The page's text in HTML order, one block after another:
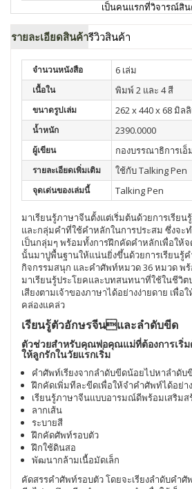
เป็นคนแรกที่วิจารณ์สิ
รายละเอียดสินค้ารีวิวสินค้า
จำนวนหนังสือ 6 เล่ม
เนื้อใน พิมพ์ 2 และ 4 สี
ขนาดรูปเล่ม 262 x 440 x 68 มิล
น้ำหนัก 2390.0000
ผู้เขียน กองบรรณาธิการเอ็
รายละเอียดเพิ่มเติม ใช้กับ Talking Pen
จุดเด่นของเล่มนี้ Talking Pen
มาเรียนรู้ภาษาจีนตั้งแต่เริ่มต้นด้วยการเรีย
และกลุ่มคำที่ใช้คำหลักในการประสม ซึ่งจะ
เป็นกลุ่มๆ พร้อมทั้งการฝึกคัดคำหลักเพื่อให้
นั้นมาปูพื้นฐานให้แน่นยิ่งขึ้นด้วยการเรียนรู้
กิจกรรมสนุก และคำศัพท์หมวด 36 หมวด พ
มาเรียนรู้ประโยคและบทสนทนาที่ใช้ในชีวิต
เสียงตามเจ้าของภาษาได้อย่างง่ายดาย เพื่อ
คล่องแคล่ว
เรียนรู้ตัวอักษรจีนและลำดับขีด
ตัวช่วยสำหรับคุณพ่อคุณแม่ที่ต้องการเริ่
ให้ลูกรักในวัยแรกเริ่ม
คำศัพท์เรียงจากลำดับขีดน้อยไปหาลำดับ
ฝึกคัดเพิ่มทีละขีดเพื่อให้จำคำศัพท์ได้อย่า
เรียนรู้ภาษาจีนแบบอารมณ์ดีพร้อมเสริม
ลากเส้น
ระบายสี
ฝึกคัดศัพท์รอบตัว
ฝึกใช้ดินสอ
พัฒนากล้ามเนื้อมัดเล็ก
คัดสรรคำศัพท์รอบตัว โดยจะเรียงลำดับคำ